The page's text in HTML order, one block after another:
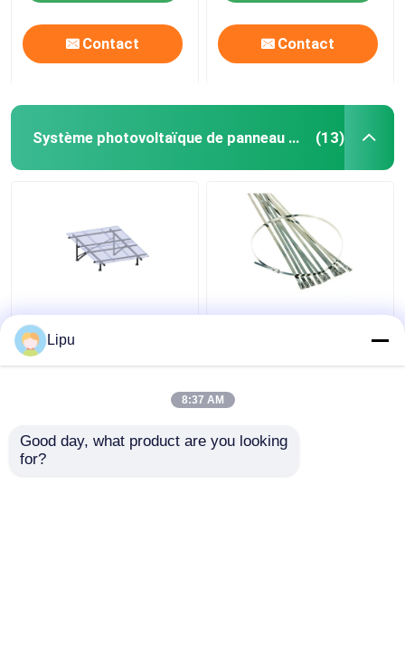
Contact Contact
Système photovoltaïque de panneau solaire (13)
Outre de poly mono de
système
photovoltaïque de
serre-câble 7.9mm
solaire de 4.6mm, liens
Sus304 pour le
panneau solaire
accessoires
Lipu
8:37 AM
Good day, what product are you looking
for?